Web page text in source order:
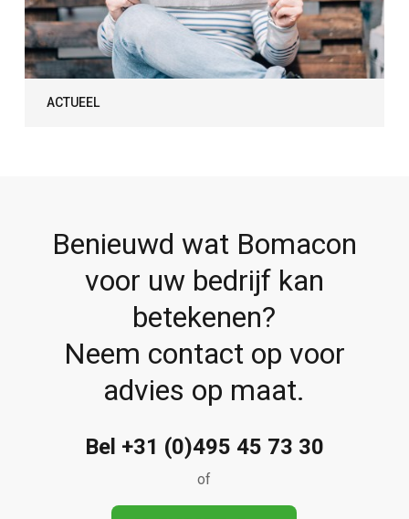
ACTUEEL
Benieuwd wat Bomacon
voor uw bedrijf kan
betekenen?
Neem contact op voor
advies op maat.
Bel +31 (0)495 45 73 30
of